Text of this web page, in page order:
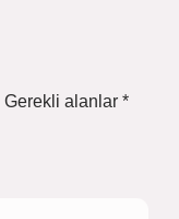
Gerekli alanlar *